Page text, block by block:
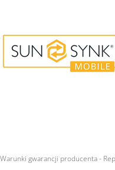
Warunki gwarancji producenta -